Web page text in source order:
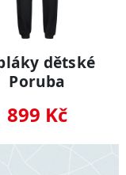
dětské
Poruba
899 Kč